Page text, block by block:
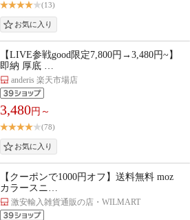
(13)
【LIVE参戦good限定7,800円→3,480円~】
即納 厚底 …
anderis 楽天市場店
3,480円～
(78)
【クーポンで1000円オフ】送料無料 moz
カラースニ…
激安輸入雑貨通販の店・WILMART